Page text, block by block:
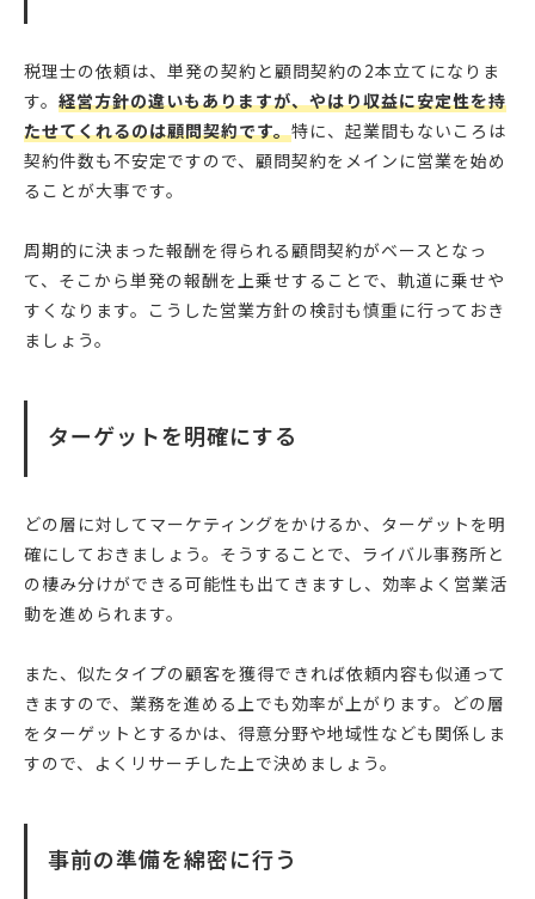
税理士の依頼は、単発の契約と顧問契約の2本立てになりま
す。 経営方針の違いもありますが、やはり収益に安定性を持
たせてくれるのは顧問契約です。特に、起業間もないころは
契約件数も不安定ですので、顧問契約をメインに営業を始め
ることが大事です。
周期的に決まった報酬を得られる顧問契約がベースとなっ
て、そこから単発の報酬を上乗せすることで、軌道に乗せや
すくなります。こうした営業方針の検討も慎重に行っておき
ましょう。
ターゲットを明確にする
どの層に対してマーケティングをかけるか、ターゲットを明
確にしておきましょう。そうすることで、ライバル事務所と
の棲み分けができる可能性も出てきますし、効率よく営業活
動を進められます。
また、似たタイプの顧客を獲得できれば依頼内容も似通って
きますので、業務を進める上でも効率が上がります。どの層
をターゲットとするかは、得意分野や地域性なども関係しま
すので、よくリサーチした上で決めましょう。
事前の準備を綿密に行う